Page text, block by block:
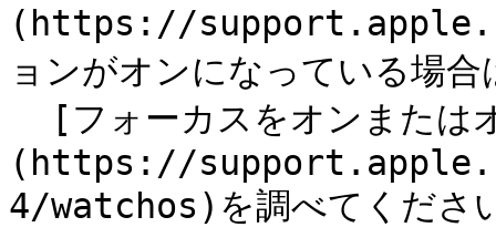
(https://
ョンがオンになっている場
(https://
4/watchos)を調べてくださ